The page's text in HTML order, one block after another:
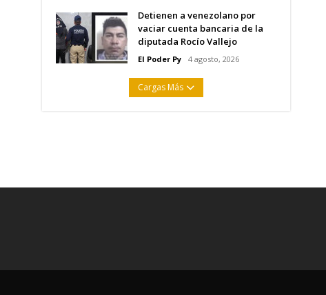
Detienen a venezolano por
vaciar cuenta bancaria de la
diputada Rocío Vallejo
El Poder Py 4 agosto, 2026
Cargas Más